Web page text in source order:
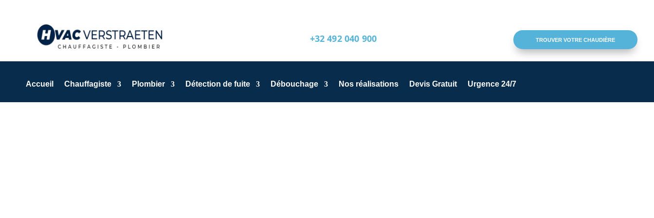
+32 492 040 900 TROUVER VOTRE CHAUDIÈRE
Accueil Chauffagiste Plombier Détection de fuite Débouchage Nos réalisations Devis Gratuit Urgence 24/7